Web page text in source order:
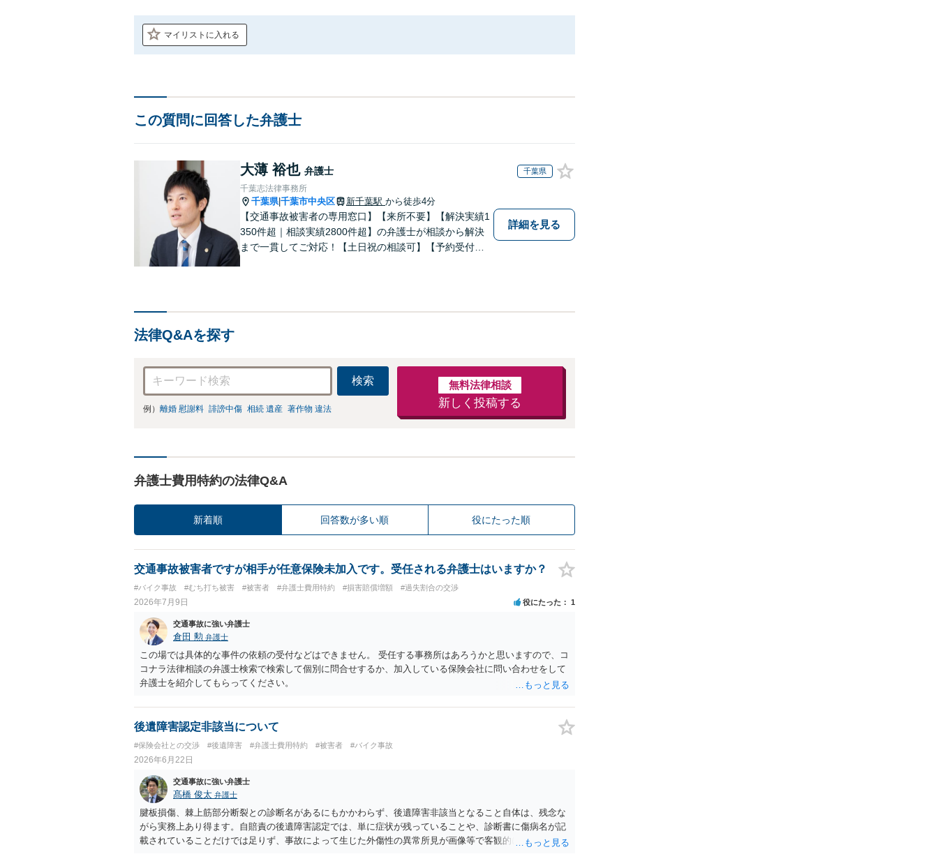
マイリストに入れる
この質問に回答した弁護士
大薄 裕也 弁護士 千葉県
千葉志法律事務所
千葉県|千葉市中央区 新千葉駅 から徒歩4分
【交通事故被害者の専用窓口】【来所不要】【解決実績1
350件超｜相談実績2800件超】の弁護士が相談から解決
まで一貫してご対応！【土日祝の相談可】【予約受付は3
詳細を見る
法律Q&Aを探す
検索
例） 離婚 慰謝料 誹謗中傷 相続 遺産 著作物 違法
無料法律相談
新しく投稿する
弁護士費用特約の法律Q&A
新着順 回答数が多い順 役にたった順
交通事故被害者ですが相手が任意保険未加入です。受任される弁護士はいますか？
#バイク事故 #むち打ち被害 #被害者 #弁護士費用特約 #損害賠償増額 #過失割合の交渉
2026年7月9日 役にたった 1
交通事故に強い弁護士
倉田 勲 弁護士
この場では具体的な事件の依頼の受付などはできません。 受任する事務所はあろうかと思いますので、コ
コナラ法律相談の弁護士検索で検索して個別に問合せするか、加入している保険会社に問い合わせをして
弁護士を紹介してもらってください。
後遺障害認定非該当について
#保険会社との交渉 #後遺障害 #弁護士費用特約 #被害者 #バイク事故
2026年6月22日
交通事故に強い弁護士
髙橋 俊太 弁護士
腱板損傷、棘上筋部分断裂との診断名があるにもかかわらず、後遺障害非該当となること自体は、残念な
がら実務上あり得ます。自賠責の後遺障害認定では、単に症状が残っていることや、診断書に傷病名が記
載されていることだけでは足りず、事故によって生じた外傷性の異常所見が画像等で客観的に確認できる